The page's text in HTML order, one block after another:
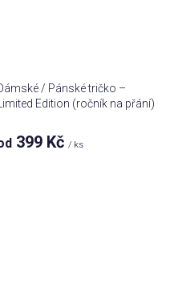
/ Pánské tričko –
Edition (ročník na přání)
399 Kč/ ks